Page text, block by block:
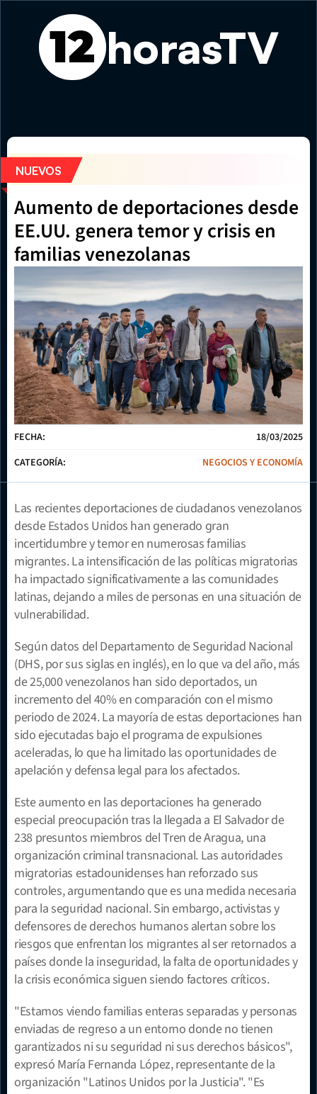
12 horasTV
Feria Gastronómica de Verano vuelve este fin de
NUEVOS
Aumento de deportaciones desde
EE.UU. genera temor y crisis en
familias venezolanas
FECHA:
18/03/2025
CATEGORÍA:
NEGOCIOS Y ECONOMÍA
Las recientes deportaciones de ciudadanos venezolanos
desde Estados Unidos han generado gran
incertidumbre y temor en numerosas familias
migrantes. La intensificación de las políticas migratorias
ha impactado significativamente a las comunidades
latinas, dejando a miles de personas en una situación de
vulnerabilidad.
Según datos del Departamento de Seguridad Nacional
(DHS, por sus siglas en inglés), en lo que va del año, más
de 25,000 venezolanos han sido deportados, un
incremento del 40% en comparación con el mismo
periodo de 2024. La mayoría de estas deportaciones han
sido ejecutadas bajo el programa de expulsiones
aceleradas, lo que ha limitado las oportunidades de
apelación y defensa legal para los afectados.
Este aumento en las deportaciones ha generado
especial preocupación tras la llegada a El Salvador de
238 presuntos miembros del Tren de Aragua, una
organización criminal transnacional. Las autoridades
migratorias estadounidenses han reforzado sus
controles, argumentando que es una medida necesaria
para la seguridad nacional. Sin embargo, activistas y
defensores de derechos humanos alertan sobre los
riesgos que enfrentan los migrantes al ser retornados a
países donde la inseguridad, la falta de oportunidades y
la crisis económica siguen siendo factores críticos.
"Estamos viendo familias enteras separadas y personas
enviadas de regreso a un entorno donde no tienen
garantizados ni su seguridad ni sus derechos básicos",
expresó María Fernanda López, representante de la
organización "Latinos Unidos por la Justicia". "Es